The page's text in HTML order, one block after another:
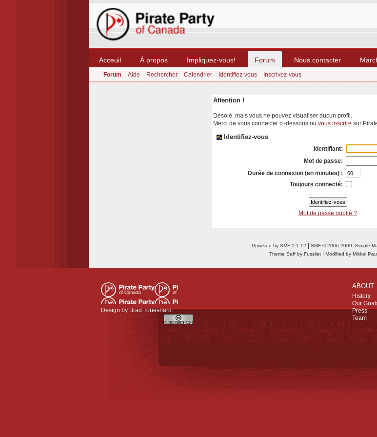
Acceuil À propos Impliquez-vous! Forum Nous contacter
Forum Aide Rechercher Calendrier Identifiez-vous Inscrivez-vous
Attention !
Désolé, mais vous ne pouvez visualiser aucun profil.
Merci de vous connecter ci-dessous ou vous inscrire sur
Identifiez-vous
Identifiant:
Mot de passe:
Durée de connexion (en minutes) :
Toujours connecté:
Mot de passe oublié ?
Powered by SMF 1.1.12 | SMF © 2006-2009, Simple
Theme Saff by Fussilet | Modified by Mikkel
Design byBrad Touesnard.
ABOUT
History
Our
Press
Team